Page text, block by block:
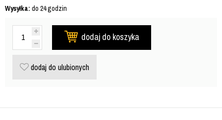
Wysyłka: do 24 godzin
dodaj do koszyka
dodaj do ulubionych